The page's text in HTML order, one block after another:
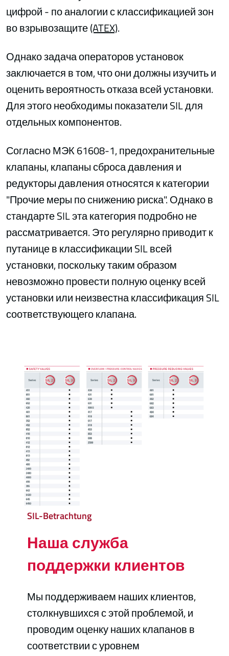
цифрой - по аналогии с классификацией зон
во взрывозащите(ATEX).
Однако задача операторов установок
заключается в том, что они должны изучить и
оценить вероятность отказа всей установки.
Для этого необходимы показатели SIL для
отдельных компонентов.
Согласно МЭК 61608-1, предохранительные
клапаны, клапаны сброса давления и
редукторы давления относятся к категории
"Прочие меры по снижению риска". Однако в
стандарте SIL эта категория подробно не
рассматривается. Это регулярно приводит к
путанице в классификации SIL всей
установки, поскольку таким образом
невозможно провести полную оценку всей
установки или неизвестна классификация SIL
соответствующего клапана.
SIL-Betrachtung
Наша служба
поддержки клиентов
Мы поддерживаем наших клиентов,
столкнувшихся с этой проблемой, и
проводим оценку наших клапанов в
соответствии с уровнем